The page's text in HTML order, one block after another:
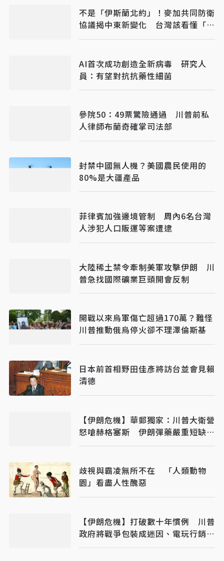
不是「伊斯蘭北約」！麥加共同防衛
協議揭中東新變化 台灣該看懂「多
層次安全」
AI首次成功創造全新病毒 研究人
員：有望對抗抗藥性細菌
參院50：49票驚險通過 川普前私
人律師布蘭奇確掌司法部
封禁中國無人機？美國農民使用的
80%是大疆產品
菲律賓加強邊境管制 周內6名台灣
人涉犯人口販運等案遭逮
大陸稀土禁令牽制美軍攻擊伊朗 川
普急找國際礦業巨頭開會反制
開戰以來烏軍傷亡超過170萬？難怪
川普推動俄烏停火卻不理澤倫斯基
日本前首相野田佳彥將訪台並會見賴
清德
【伊朗危機】華郵獨家：川普大衛營
怒嗆赫格塞斯 伊朗彈藥嚴重短缺恐
限縮軍事選項
歧視與霸凌無所不在 「人類動物
園」看盡人性醜惡
【伊朗危機】打破數十年慣例 川普
政府將戰爭包裝成迷因、電玩行銷全
美